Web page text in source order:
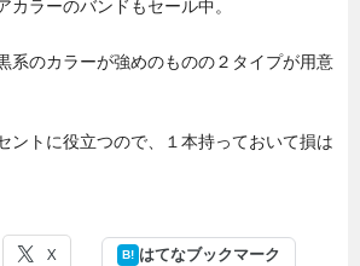
カラーのバンドもセール中。
系のカラーが強めのものの２タイプが用意
ントに役立つので、１本持っておいて損は
X B! はてなブックマーク